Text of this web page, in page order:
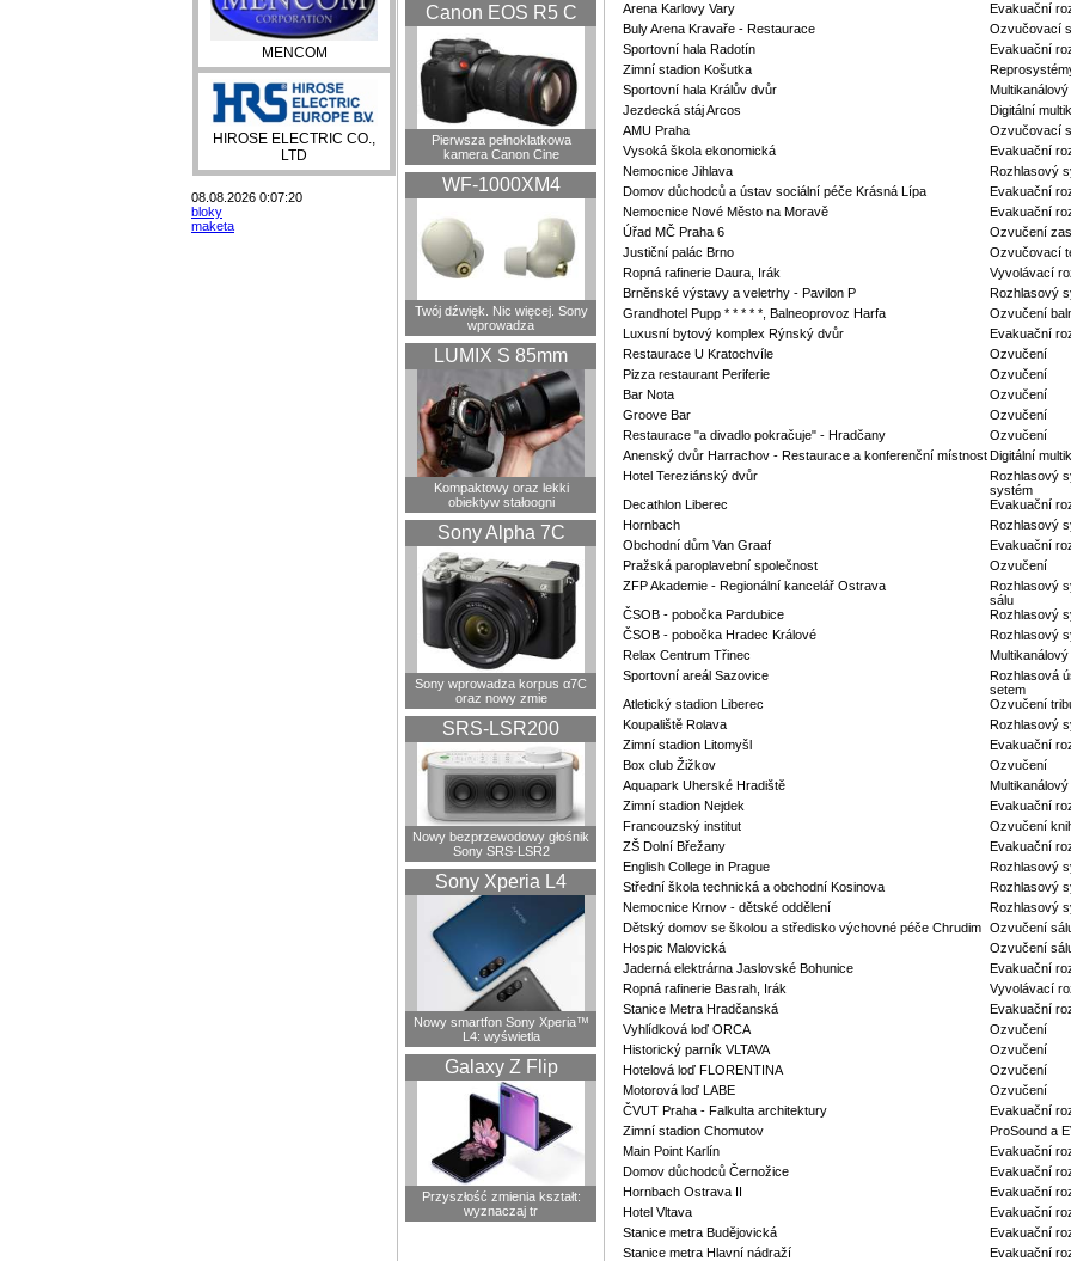
MENCOM
HIROSE ELECTRIC CO.,
LTD
08.08.2026 0:07:20
bloky
maketa
Canon EOS R5 C
Pierwsza pełnoklatkowa
kamera Canon Cine
WF-1000XM4
Twój dźwięk. Nic więcej. Sony
wprowadza
LUMIX S 85mm
Kompaktowy oraz lekki
obiektyw stałoogni
Sony Alpha 7C
Sony wprowadza korpus α7C
oraz nowy zmie
SRS-LSR200
Nowy bezprzewodowy głośnik
Sony SRS-LSR2
Sony Xperia L4
Nowy smartfon Sony Xperia™
L4: wyświetla
Galaxy Z Flip
Przyszłość zmienia kształt:
wyznaczaj tr
Arena Karlovy Vary
Evakuační
Buly Arena Kravaře - Restaurace
Ozvučovací
Sportovní hala Radotín
Evakuační
Zimní stadion Košutka
Sportovní hala Králův dvůr
Jezdecká stáj Arcos
Digitální
AMU Praha
Ozvučovací
Vysoká škola ekonomická
Evakuační
Nemocnice Jihlava
Rozhlasový
Domov důchodců a ústav sociální péče Krásná Lípa
Evakuační
Nemocnice Nové Město na Moravě
Evakuační
Úřad MČ Praha 6
Ozvučení
Justiční palác Brno
Ozvučovací
Ropná rafinerie Daura, Irák
Vyvolávací
Brněnské výstavy a veletrhy - Pavilon P
Rozhlasový
Grandhotel Pupp * * * * *, Balneoprovoz Harfa
Ozvučení
Luxusní bytový komplex Rýnský dvůr
Evakuační
Restaurace U Kratochvíle
Ozvučení
Pizza restaurant Periferie
Ozvučení
Bar Nota
Ozvučení
Groove Bar
Ozvučení
Restaurace "a divadlo pokračuje" - Hradčany
Ozvučení
Anenský dvůr Harrachov - Restaurace a konferenční místnostDigitální
Hotel Tereziánský dvůr
Rozhlasový
systém
Decathlon Liberec
Evakuační
Hornbach
Rozhlasový
Obchodní dům Van Graaf
Evakuační
Pražská paroplavební společnost
Ozvučení
ZFP Akademie - Regionální kancelář Ostrava
Rozhlasový
sálu
ČSOB - pobočka Pardubice
Rozhlasový
ČSOB - pobočka Hradec Králové
Rozhlasový
Relax Centrum Třinec
Sportovní areál Sazovice
Rozhlasová
setem
Atletický stadion Liberec
Ozvučení
Koupaliště Rolava
Rozhlasový
Zimní stadion Litomyšl
Evakuační
Box club Žižkov
Ozvučení
Aquapark Uherské Hradiště
Zimní stadion Nejdek
Evakuační
Francouzský institut
Ozvučení
ZŠ Dolní Břežany
Evakuační
English College in Prague
Rozhlasový
Střední škola technická a obchodní Kosinova
Rozhlasový
Nemocnice Krnov - dětské oddělení
Rozhlasový
Dětský domov se školou a středisko výchovné péče Chrudim Ozvučení
Hospic Malovická
Ozvučení
Jaderná elektrárna Jaslovské Bohunice
Evakuační
Ropná rafinerie Basrah, Irák
Vyvolávací
Stanice Metra Hradčanská
Evakuační
Vyhlídková loď ORCA
Ozvučení
Historický parník VLTAVA
Ozvučení
Hotelová loď FLORENTINA
Ozvučení
Motorová loď LABE
Ozvučení
ČVUT Praha - Falkulta architektury
Evakuační
Zimní stadion Chomutov
ProSound a
Main Point Karlín
Evakuační
Domov důchodců Černožice
Evakuační
Hornbach Ostrava II
Evakuační
Hotel Vltava
Evakuační
Stanice metra Budějovická
Evakuační
Stanice metra Hlavní nádraží
Evakuační